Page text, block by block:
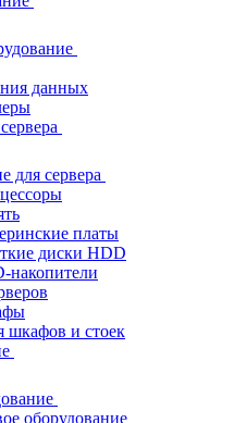
данных
для сервера
платы
диски HDD
накопители
шкафов и стоек
оборудование